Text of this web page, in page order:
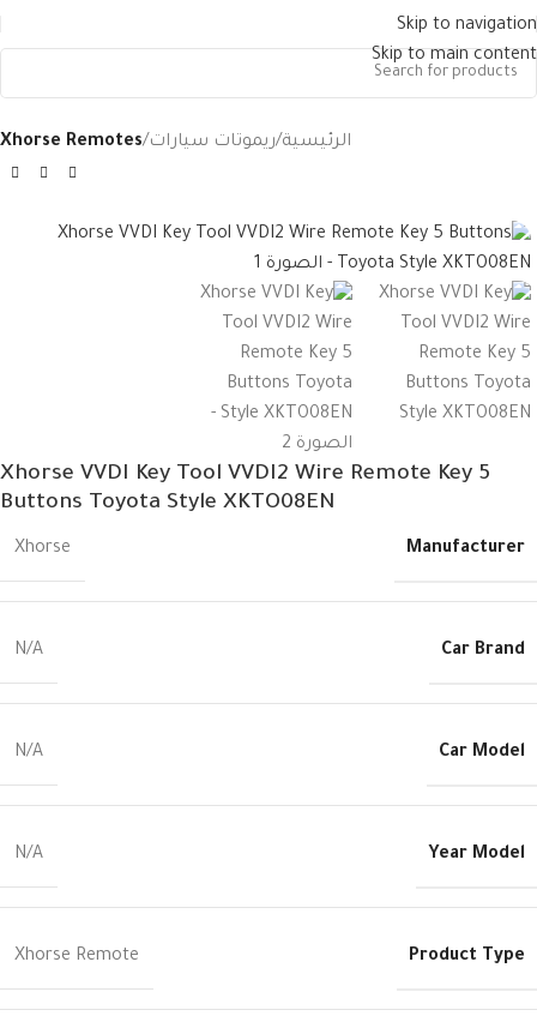
Skip to navigation
Skip to main content
الرئيسية ريموتات سيارات Xhorse Remotes
Xhorse VVDI Key Tool VVDI2 Wire Remote Key 5
Buttons Toyota Style XKTO08EN
Manufacturer
Xhorse
Car Brand
N/A
Car Model
N/A
Year Model
N/A
Product Type
Xhorse Remote